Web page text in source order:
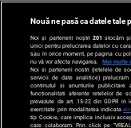
SPORT
Nouă ne pasă ca datele
Noi și partenerii noștri 201 stocăm
unici pentru prelucrarea datelor cu
sau în orice moment, pe pagina cu
nu vă vor afecta navigarea.
Mai multe
Noi si partenerii nostri (retelele de
servicii de date analitice)
continutul si anunturile
functionalitati aferente retelelor de
prevazute de art. 15-22 din GDPR
exercitate prin modalitatea indicata
tip Cookie, care implica inclusiv
care colaboram. Prin click pe